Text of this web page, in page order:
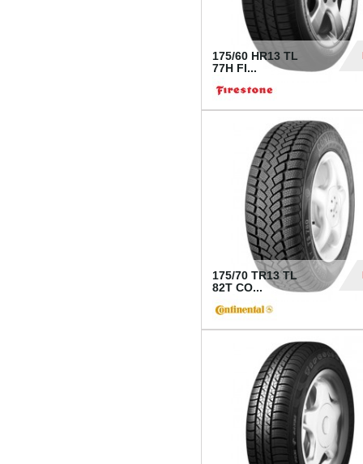
175/60 HR13 TL
77H FI...
175/70 TR13 TL
82T CO...